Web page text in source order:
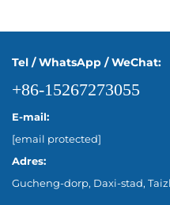
Tel / WhatsApp / WeChat:
+86-15267273055
E-mail:
[email protected]
Adres:
Gucheng-dorp, Daxi-stad,